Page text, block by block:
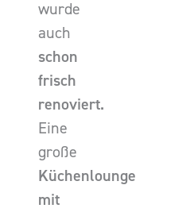
wurde
auch
schon
frisch
renoviert.
Eine
große
Küchenlounge
mit